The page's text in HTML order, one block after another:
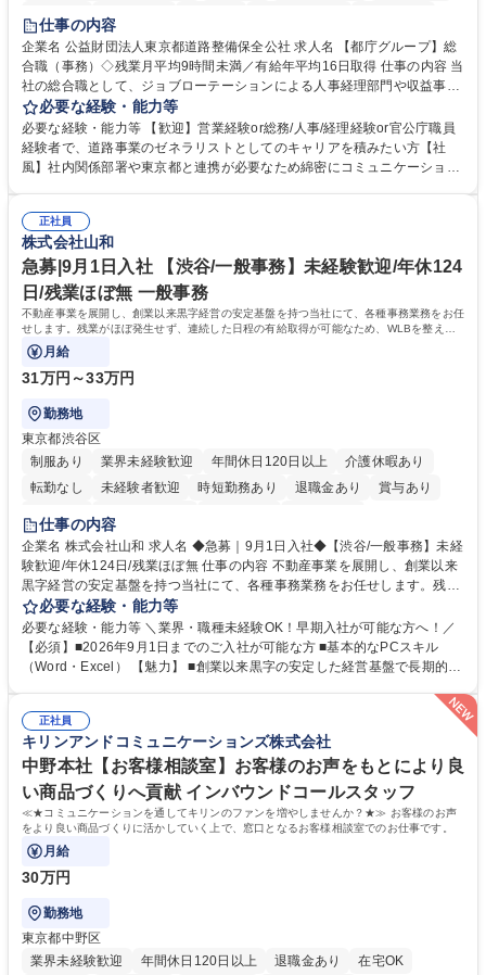
研修あり
退職金あり
駅近5分以内
資格取得手当あり 食事補助あり
仕事の内容
企業名 公益財団法人東京都道路整備保全公社 求人名 【都庁グループ】総
合職（事務）◇残業月平均9時間未満／有給年平均16日取得 仕事の内容 当
社の総合職として、ジョブローテーションによる人事経理部門や収益事業
等のフロント部門の部署等幅広い部署での業務をお任せいたします。研修
制度やキャリア支援が充実しております！ ※下記業務詳細 【業務詳細】■
管理部門：広報、人事、経理など当公社の運営に係る管理業務 ■収益部
門：駐車場の新規開拓、管理運営、新宿駅西口広場の「イベントコーナ
道路施設や道路工事現場の見学ツアー事業 ※入社後は上記いずれかの部門
へ配属。※業務内容変更の範囲：会社の定める業務 募集職種 【都庁グル
ープ】総合職（事務）◇残業月平均9時間未満／有給年平均16日取得
必要な経験・能力等
必要な経験・能力等 【歓迎】営業経験or総務/人事/経理経験or官公庁職員
経験者で、道路事業のゼネラリストとしてのキャリアを積みたい方【社
風】社内関係部署や東京都と連携が必要なため綿密にコミュニケーション
部門など多岐に渡る業務を経験できます。 ■様々なプロジェクト：駐車場
事業の他、新宿駅西口広場内に設置された照明を兼ねた広告「ブライトサ
イン」の管理運営を行うなど、事業収益を生み出す活動を積極的に行って
います。 学歴・資格 学歴：大学院 大学 高専 短大 専修学校 高校 語学力：
資格：
正社員
株式会社山和
急募|9月1日入社 【渋谷/一般事務】未経験歓迎/年休124
日/残業ほぼ無 一般事務
不動産事業を展開し、創業以来黒字経営の安定基盤を持つ当社にて、各種事務業務をお任
せします。残業がほぼ発生せず、連続した日程の有給取得が可能なため、WLBを整えた
い方にお勧めの環境です！
月給
31万円～33万円
勤務地
東京都渋谷区
制服あり
業界未経験歓迎 年間休日120日以上
介護休暇あり
転勤なし
未経験者歓迎 時短勤務あり 退職金あり
賞与あり
育休あり
完全週休2日制
仕事の内容
企業名 株式会社山和 求人名 ◆急募｜9月1日入社◆【渋谷/一般事務】未経
験歓迎/年休124日/残業ほぼ無 仕事の内容 不動産事業を展開し、創業以来
黒字経営の安定基盤を持つ当社にて、各種事務業務をお任せします。残業
がほぼ発生せず、連続した日程の有給取得が可能なため、WLBを整えたい
方にお勧めの環境です！ 入社後はOJTを通じて丁寧に研修を行いますの
で、事務未経験の方でも安心して臨むことができます。 【業務詳細】■電
話・来客対応 ■物件の鍵や社内の備品管理 ■データ入力や書類作成 ■契約
必要な経験・能力等
必要な経験・能力等 ＼業界・職種未経験OK！早期入社が可能な方へ！／
【必須】■2026年9月1日までのご入社が可能な方 ■基本的なPCスキル
（Word・Excel） 【魅力】 ■創業以来黒字の安定した経営基盤で長期的に
両立が可能 ■有給取得を積極的に推奨、年間10日程度の取得実績 ■1ヶ月
のOJTで業務を習得可能、未経験でもしっかりサポート 学歴・資格 学
歴：大学院 大学 高専 短大 語学力： 資格：
正社員
キリンアンドコミュニケーションズ株式会社
中野本社【お客様相談室】お客様のお声をもとにより良
い商品づくりへ貢献 インバウンドコールスタッフ
≪★コミュニケーションを通してキリンのファンを増やしませんか？★≫ お客様のお声
をより良い商品づくりに活かしていく上で、窓口となるお客様相談室でのお仕事です。
月給
30万円
勤務地
東京都中野区
業界未経験歓迎
年間休日120日以上 退職金あり 在宅OK